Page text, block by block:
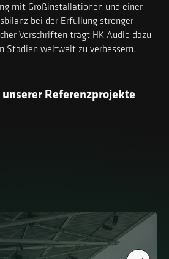
mit Großinstallationen und einer
bei der Erfüllung strenger
Vorschriften trägt HK Audio dazu
Stadien weltweit zu verbessern.
Referenzprojekte